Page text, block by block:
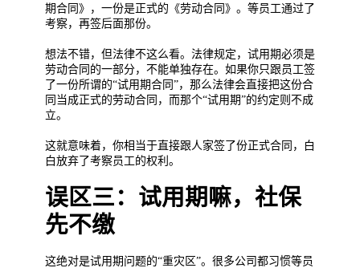
期合同》，一份是正式的《劳动合同》。等员工通过了
考察，再签后面那份。
想法不错，但法律不这么看。法律规定，试用期必须是
劳动合同的一部分，不能单独存在。如果你只跟员工签
了一份所谓的“试用期合同”，那么法律会直接把这份合
同当成正式的劳动合同，而那个“试用期”的约定则不成
立。
这就意味着，你相当于直接跟人家签了份正式合同，白
白放弃了考察员工的权利。
误区三：试用期嘛，社保
先不缴
这绝对是试用期问题的“重灾区”。很多公司都习惯等员